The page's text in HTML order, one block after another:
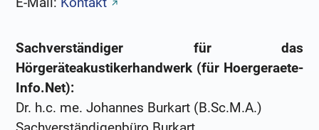
Sachverständiger für das
Hörgeräteakustikerhandwerk (für Hoergeraete-
Info.Net):
Dr. h.c. me. Johannes Burkart (B.Sc.M.A.)